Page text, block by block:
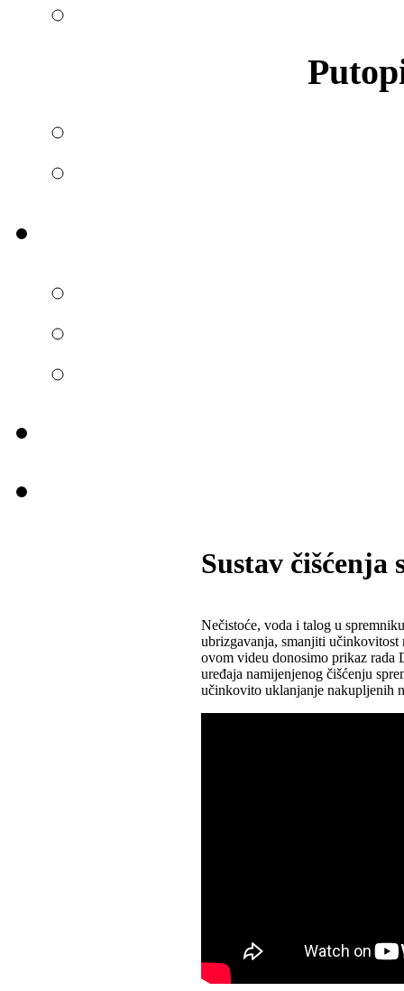
Sustav čišćenja
Nečistoće, voda i talog u
ubrizgavanja, smanjiti
ovom videu donosimo prikaz rada
uređaja namijenjenog čišćenju
učinkovito uklanjanje nakupljenih